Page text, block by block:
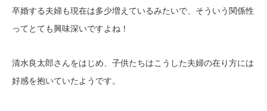
卒婚する夫婦も現在は多少増えているみたいで、そういう関係性
ってとても興味深いですよね！
清水良太郎さんをはじめ、子供たちはこうした夫婦の在り方には
好感を抱いていたようです。